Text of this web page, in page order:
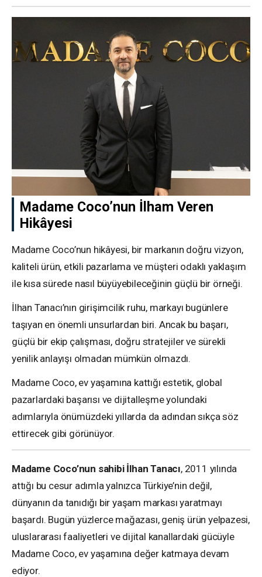
Madame Coco’nun İlham Veren
Hikâyesi
Madame Coco’nun hikâyesi, bir markanın doğru vizyon,
kaliteli ürün, etkili pazarlama ve müşteri odaklı yaklaşım
ile kısa sürede nasıl büyüyebileceğinin güçlü bir örneği.
İlhan Tanacı’nın girişimcilik ruhu, markayı bugünlere
taşıyan en önemli unsurlardan biri. Ancak bu başarı,
güçlü bir ekip çalışması, doğru stratejiler ve sürekli
yenilik anlayışı olmadan mümkün olmazdı.
Madame Coco, ev yaşamına kattığı estetik, global
pazarlardaki başarısı ve dijitalleşme yolundaki
adımlarıyla önümüzdeki yıllarda da adından sıkça söz
ettirecek gibi görünüyor.
Madame Coco’nun sahibi İlhan Tanacı, 2011 yılında
attığı bu cesur adımla yalnızca Türkiye’nin değil,
dünyanın da tanıdığı bir yaşam markası yaratmayı
başardı. Bugün yüzlerce mağazası, geniş ürün yelpazesi,
uluslararası faaliyetleri ve dijital kanallardaki gücüyle
Madame Coco, ev yaşamına değer katmaya devam
ediyor.